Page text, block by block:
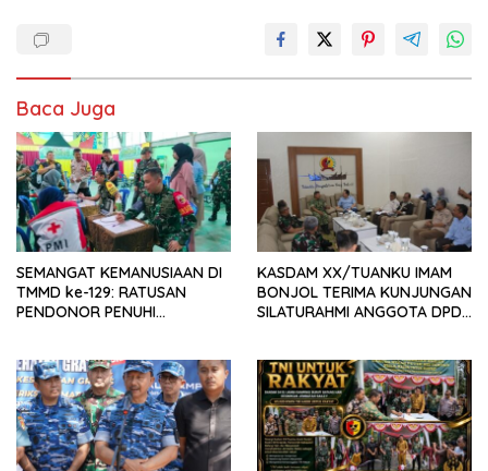
Baca Juga
SEMANGAT KEMANUSIAAN DI
TMMD ke-129: RATUSAN
PENDONOR PENUHI
KASDAM XX/TUANKU IMAM
BONJOL TERIMA KUNJUNGAN
SILATURAHMI ANGGOTA DPD